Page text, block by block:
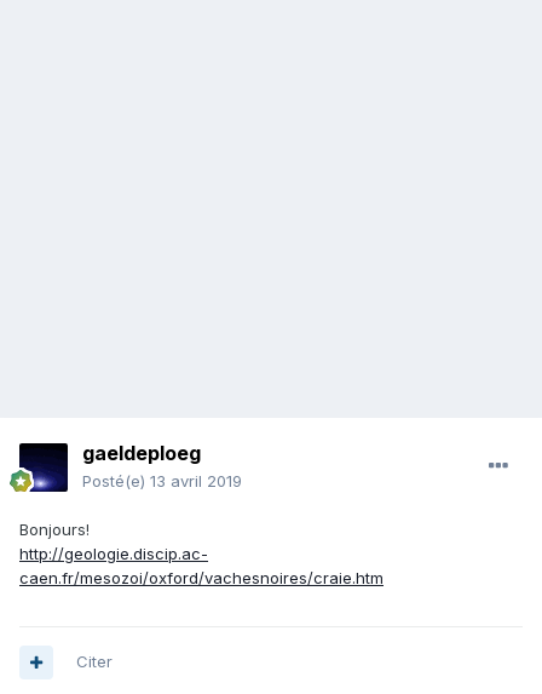
gaeldeploeg
Posté(e) 13 avril 2019
Bonjours!
http://geologie.discip.ac-
caen.fr/mesozoi/oxford/vachesnoires/craie.htm
Citer